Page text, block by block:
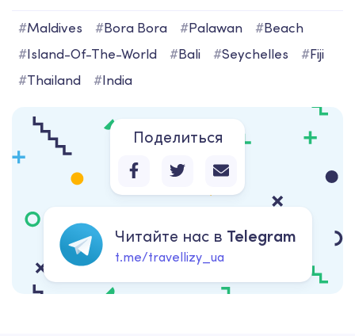
#Maldives #Bora Bora #Palawan #Beach
#Island-Of-The-World #Bali #Seychelles #Fiji
#Thailand #India
Поделиться
Читайте нас в Telegram
t.me/travellizy_ua